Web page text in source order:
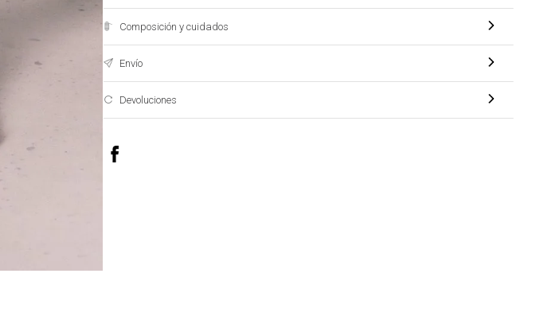
Composición y cuidados
Envío
Devoluciones